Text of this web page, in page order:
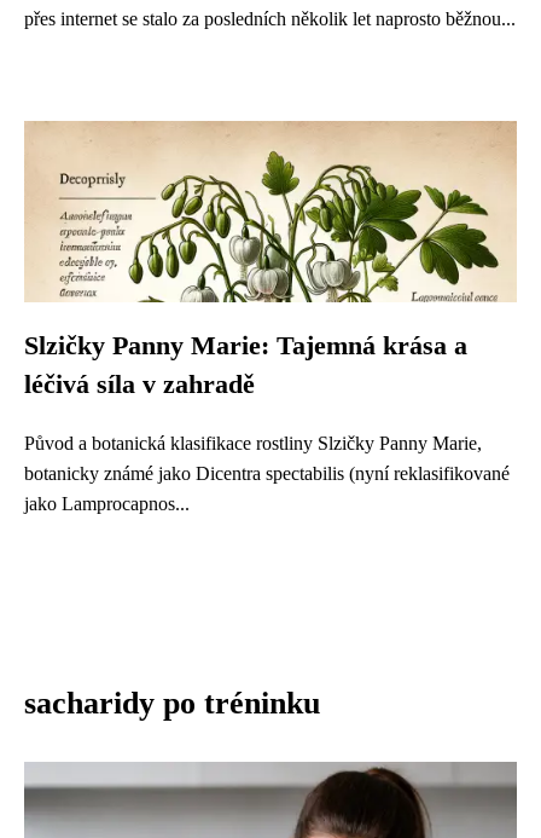
přes internet se stalo za posledních několik let naprosto běžnou...
Slzičky Panny Marie: Tajemná krása a
léčivá síla v zahradě
Původ a botanická klasifikace rostliny Slzičky Panny Marie,
botanicky známé jako Dicentra spectabilis (nyní reklasifikované
jako Lamprocapnos...
sacharidy po tréninku